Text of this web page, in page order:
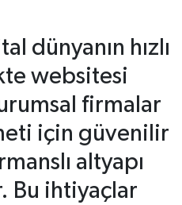
dünyanın hızlı
websitesi
firmalar
için güvenilir
altyapı
Bu ihtiyaçlar